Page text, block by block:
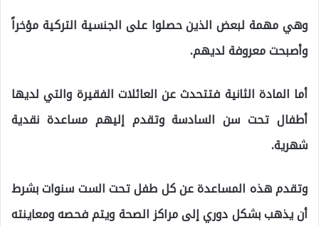
وهي مهمة لبعض الذين حصلوا على الجنسية التركية مؤخراً
وأصبحت معروفة لديهم.
أما المادة الثانية فتتحدث عن العائلات الفقيرة والتي لديها
أطفال تحت سن السادسة وتقدم إليهم مساعدة نقدية
شهرية.
وتقدم هذه المساعدة عن كل طفل تحت الست سنوات بشرط
أن يذهب بشكل دوري إلى مراكز الصحة ويتم فحصه ومعاينته